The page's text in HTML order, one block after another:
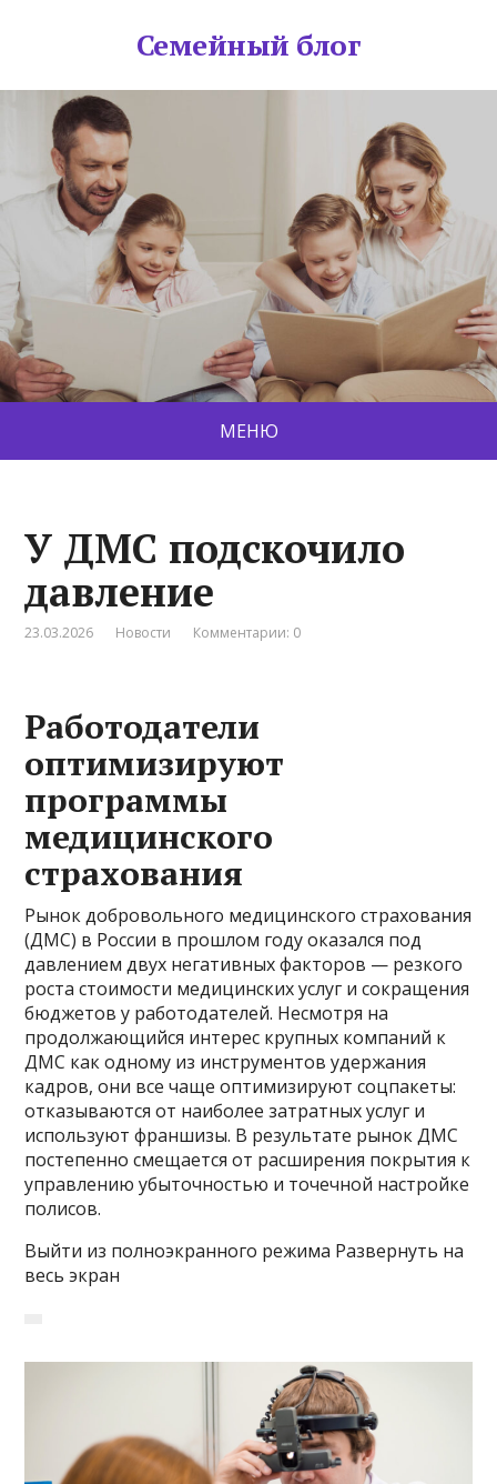
Семейный блог
МЕНЮ
У ДМС подскочило
давление
23.03.2026 Новости Комментарии: 0
Работодатели
оптимизируют
программы
медицинского
страхования
Рынок добровольного медицинского страхования
(ДМС) в России в прошлом году оказался под
давлением двух негативных факторов — резкого
роста стоимости медицинских услуг и сокращения
бюджетов у работодателей. Несмотря на
продолжающийся интерес крупных компаний к
ДМС как одному из инструментов удержания
кадров, они все чаще оптимизируют соцпакеты:
отказываются от наиболее затратных услуг и
используют франшизы. В результате рынок ДМС
постепенно смещается от расширения покрытия к
управлению убыточностью и точечной настройке
полисов.
Выйти из полноэкранного режима Развернуть на
весь экран